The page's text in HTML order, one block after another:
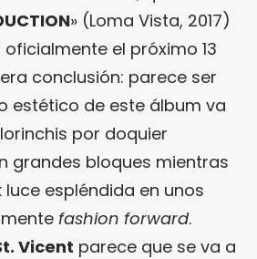
» (Loma Vista, 2017)
el próximo 13
conclusión: parece ser
estético de este álbum va
por doquier
grandes bloques mientras
luce espléndida en unos
fashion forward.
Vicent parece que se va a